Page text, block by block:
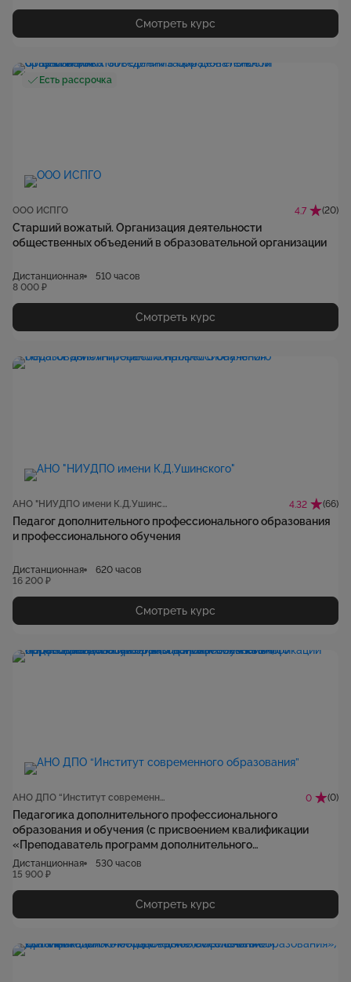
Смотреть курс
Есть рассрочка
ООО ИСПГО 4.7 (20)
Старший вожатый. Организация деятельности
общественных объедений в образовательной организации
Дистанционная
510 часов
8 000 ₽
Смотреть курс
АНО "НИУДПО имени К.Д.Ушинского" 4.32 (66)
Педагог дополнительного профессионального образования
и профессионального обучения
Дистанционная
620 часов
16 200 ₽
Смотреть курс
АНО ДПО “Институт современного образования” 0 (0)
Педагогика дополнительного профессионального
образования и обучения (с присвоением квалификации
«Преподаватель программ дополнительного
профессионального образования и обучения»)
Дистанционная
530 часов
15 900 ₽
Смотреть курс